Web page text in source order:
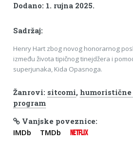
Dodano: 1. rujna 2025.
Sadržaj:
Henry Hart zbog novog honorarnog
između života tipičnog tinejdžera i
superjunaka, Kida Opasnoga.
Žanrovi: sitcomi, humoristične
program
Vanjske poveznice:
IMDb TMDb NETFLIX